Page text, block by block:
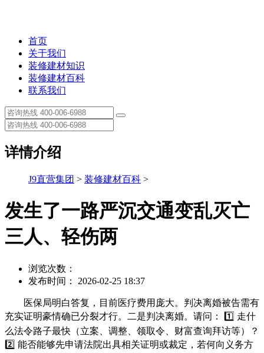
首页
关于我们
装修建材知识
装修建材百科
联系我们
详情介绍
J9直营集团 > 装修建材百科 >
发生了一路严沉交通变乱灭亡
三人、轻伤两
浏览次数：
发布时间： 2026-02-25 18:37
医保局明白答复，目前医疗费用庞大。判决离婚被告需有
充实证明豪情确已分裂才行。二是判决离婚。请问： 1️⃣ 走什
么法令路子最快（立案、调整、领取令、财富查询拜访等）？
2️⃣ 能否能够先申请法院出具相关证明或裁定，若何向义务方